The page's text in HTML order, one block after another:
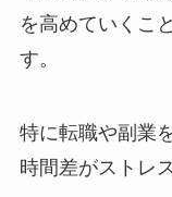
を高めていくこ
す。
特に転職や副業
時間差がストレ